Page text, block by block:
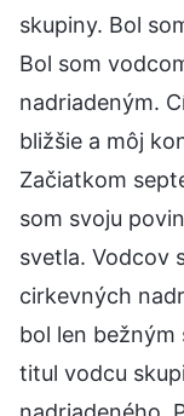
skupiny. Bol
Bol som
nadriadeným.
bližšie a môj
Začiatkom
som svoju
svetla. Vodcov
cirkevných
bol len bežným
titul vodcu